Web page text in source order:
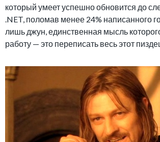
который умеет успешно обновится до
.NET, поломав менее 24% написанного
лишь джун, единственная мысль
работу — это переписать весь этот